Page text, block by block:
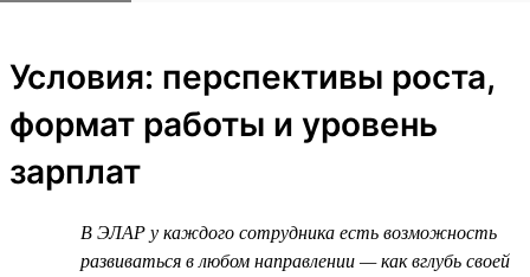
Условия: перспективы роста,
формат работы и уровень
зарплат
В ЭЛАР у каждого сотрудника есть возможность
развиваться в любом направлении — как вглубь своей